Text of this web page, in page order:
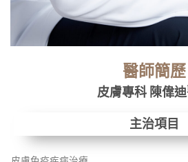
醫師簡歷
皮膚專科 陳偉
主治項目